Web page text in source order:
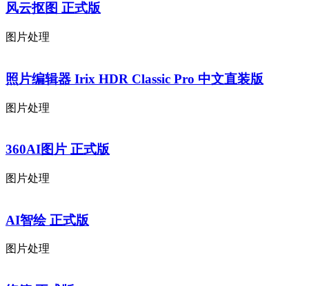
风云抠图 正式版
图片处理
照片编辑器 Irix HDR Classic Pro 中文直装版
图片处理
360AI图片 正式版
图片处理
AI智绘 正式版
图片处理